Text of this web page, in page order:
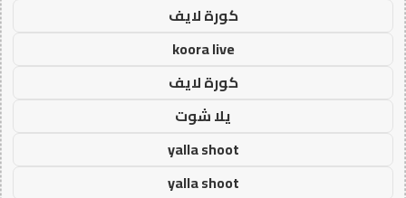
كورة لايف
koora live
كورة لايف
يلا شوت
yalla shoot
yalla shoot